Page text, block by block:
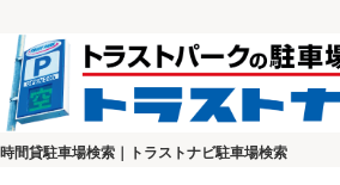
時間貸駐車場検索｜トラストナビ駐車場検索